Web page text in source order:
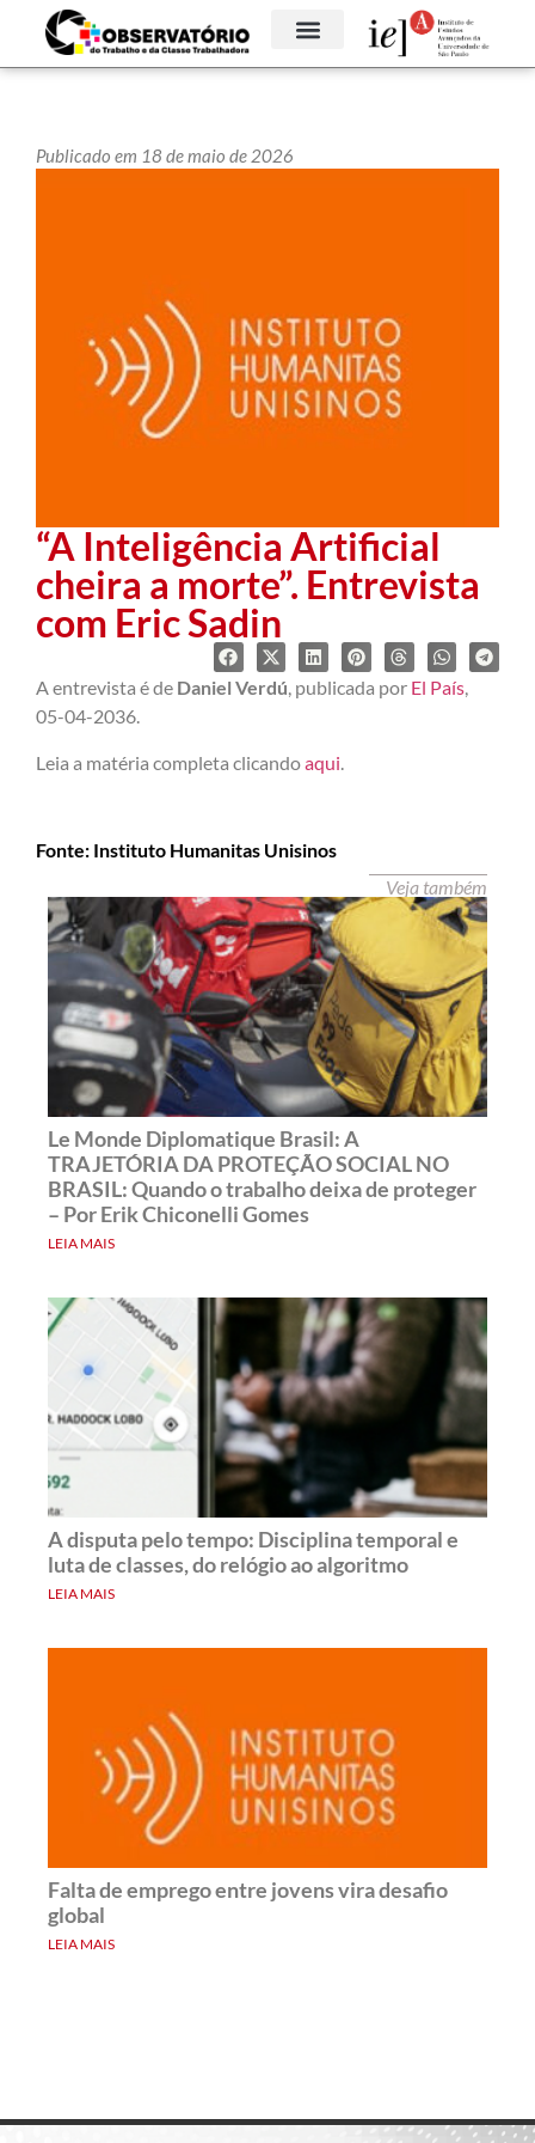
Publicado em 18 de maio de 2026
“A Inteligência Artificial
cheira a morte”. Entrevista
com Eric Sadin
A entrevista é de Daniel Verdú, publicada por El País,
05-04-2036.
Leia a matéria completa clicandoaqui.
Fonte: Instituto Humanitas Unisinos
Veja também
Le Monde Diplomatique Brasil: A
TRAJETÓRIA DA PROTEÇÃO SOCIAL NO
BRASIL: Quando o trabalho deixa de proteger
– Por Erik Chiconelli Gomes
LEIA MAIS
A disputa pelo tempo: Disciplina temporal e
luta de classes, do relógio ao algoritmo
LEIA MAIS
Falta de emprego entre jovens vira desafio
global
LEIA MAIS